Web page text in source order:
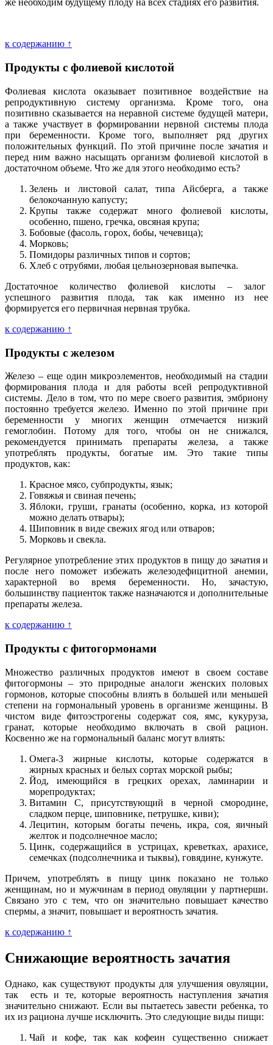
же необходим будущему плоду на всех стадиях его развития.
к содержанию ↑
Продукты с фолиевой кислотой
Фолиевая кислота оказывает позитивное воздействие на
репродуктивную систему организма. Кроме того, она
позитивно сказывается на неравной системе будущей матери,
а также участвует в формировании нервной системы плода
при беременности. Кроме того, выполняет ряд других
положительных функций. По этой причине после зачатия и
перед ним важно насыщать организм фолиевой кислотой в
достаточном объеме. Что же для этого необходимо есть?
Зелень и листовой салат, типа Айсберга, а также
белокочанную капусту;
Крупы также содержат много фолиевой кислоты,
особенно, пшено, гречка, овсяная крупа;
Бобовые (фасоль, горох, бобы, чечевица);
Морковь;
Помидоры различных типов и сортов;
Хлеб с отрубями, любая цельнозерновая выпечка.
Достаточное количество фолиевой кислоты – залог
успешного развития плода, так как именно из нее
формируется его первичная нервная трубка.
к содержанию ↑
Продукты с железом
Железо – еще один микроэлементов, необходимый на стадии
формирования плода и для работы всей репродуктивной
системы. Дело в том, что по мере своего развития, эмбриону
постоянно требуется железо. Именно по этой причине при
беременности у многих женщин отмечается низкий
гемоглобин. Потому для того, чтобы он не снижался,
рекомендуется принимать препараты железа, а также
употреблять продукты, богатые им. Это такие типы
продуктов, как:
Красное мясо, субпродукты, язык;
Говяжья и свиная печень;
Яблоки, груши, гранаты (особенно, корка, из которой
можно делать отвары);
Шиповник в виде свежих ягод или отваров;
Морковь и свекла.
Регулярное употребление этих продуктов в пищу до зачатия и
после него поможет избежать железодефицитной анемии,
характерной во время беременности. Но, зачастую,
большинству пациенток также назначаются и дополнительные
препараты железа.
к содержанию ↑
Продукты с фитогормонами
Множество различных продуктов имеют в своем составе
фитогормоны – это природные аналоги женских половых
гормонов, которые способны влиять в большей или меньшей
степени на гормональный уровень в организме женщины. В
чистом виде фитоэстрогены содержат соя, ямс, кукуруза,
гранат, которые необходимо включать в свой рацион.
Косвенно же на гормональный баланс могут влиять:
Омега-3 жирные кислоты, которые содержатся в
жирных красных и белых сортах морской рыбы;
Йод, имеющийся в грецких орехах, ламинарии и
морепродуктах;
Витамин С, присутствующий в черной смородине,
сладком перце, шиповнике, петрушке, киви);
Лецитин, которым богаты печень, икра, соя, яичный
желток и подсолнечное масло;
Цинк, содержащийся в устрицах, креветках, арахисе,
семечках (подсолнечника и тыквы), говядине, кунжуте.
Причем, употреблять в пищу цинк показано не только
женщинам, но и мужчинам в период овуляции у партнерши.
Связано это с тем, что он значительно повышает качество
спермы, а значит, повышает и вероятность зачатия.
к содержанию ↑
Снижающие вероятность зачатия
Однако, как существуют продукты для улучшения овуляции,
так есть и те, которые вероятность наступления зачатия
значительно снижают. Если вы пытаетесь завести ребенка, то
их из рациона лучше исключить. Это следующие виды пищи:
Чай и кофе, так как кофеин существенно снижает